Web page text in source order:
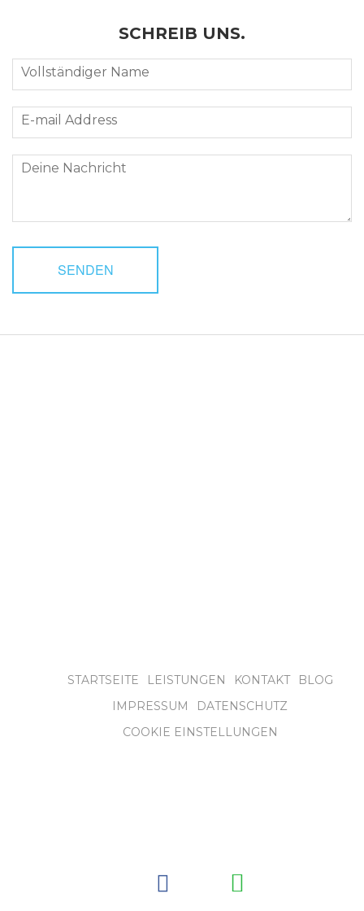
SCHREIB UNS.
STARTSEITE LEISTUNGEN KONTAKT
BLOG
IMPRESSUM
DATENSCHUTZ
COOKIE EINSTELLUNGEN